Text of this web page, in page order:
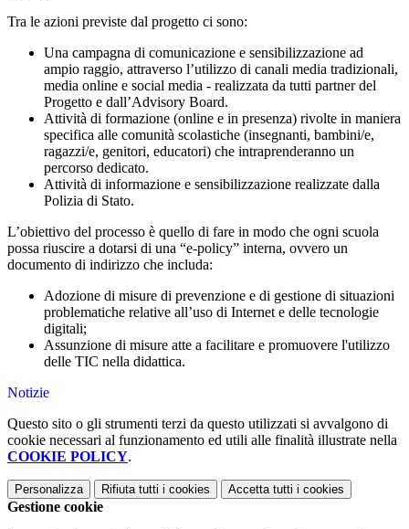
Tra le azioni previste dal progetto ci sono:
Una campagna di comunicazione e sensibilizzazione ad
ampio raggio, attraverso l’utilizzo di canali media tradizionali,
media online e social media - realizzata da tutti partner del
Progetto e dall’Advisory Board.
Attività di formazione (online e in presenza) rivolte in maniera
specifica alle comunità scolastiche (insegnanti, bambini/e,
ragazzi/e, genitori, educatori) che intraprenderanno un
percorso dedicato.
Attività di informazione e sensibilizzazione realizzate dalla
Polizia di Stato.
L’obiettivo del processo è quello di fare in modo che ogni scuola
possa riuscire a dotarsi di una “e-policy” interna, ovvero un
documento di indirizzo che includa:
Adozione di misure di prevenzione e di gestione di situazioni
problematiche relative all’uso di Internet e delle tecnologie
digitali;
Assunzione di misure atte a facilitare e promuovere l'utilizzo
delle TIC nella didattica.
Notizie
Questo sito o gli strumenti terzi da questo utilizzati si avvalgono di
cookie necessari al funzionamento ed utili alle finalità illustrate nella
COOKIE POLICY.
Personalizza Rifiuta tutti i cookies Accetta tutti i cookies
Gestione cookie